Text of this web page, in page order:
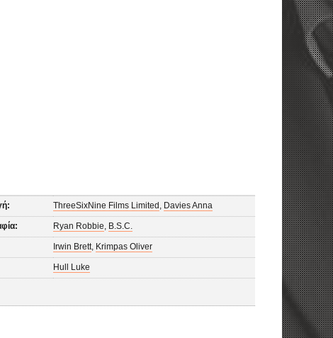
ThreeSixNine Films Limited Davies Anna
Ryan Robbie B.S.C.
Irwin Brett, Krimpas Oliver
Hull Luke